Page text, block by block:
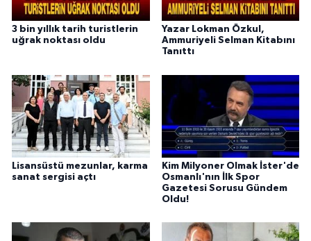
3 bin yıllık tarih turistlerin
uğrak noktası oldu
Yazar Lokman Özkul,
Ammuriyeli Selman Kitabını
Tanıttı
Lisansüstü mezunlar, karma
sanat sergisi açtı
Kim Milyoner Olmak İster'de
Osmanlı'nın İlk Spor
Gazetesi Sorusu Gündem
Oldu!